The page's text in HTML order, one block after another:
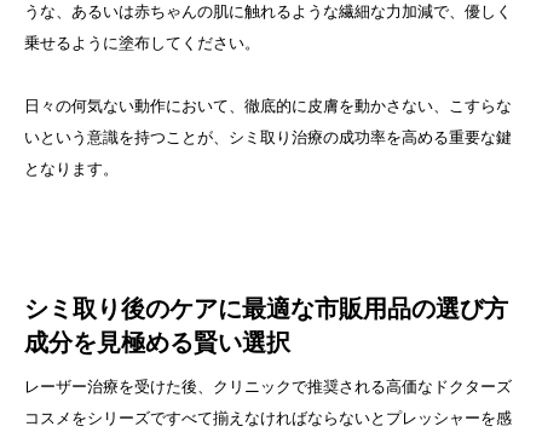
うな、あるいは赤ちゃんの肌に触れるような繊細な力加減で、優しく
乗せるように塗布してください。
日々の何気ない動作において、徹底的に皮膚を動かさない、こすらな
いという意識を持つことが、シミ取り治療の成功率を高める重要な鍵
となります。
シミ取り後のケアに最適な市販用品の選び方
成分を見極める賢い選択
レーザー治療を受けた後、クリニックで推奨される高価なドクターズ
コスメをシリーズですべて揃えなければならないとプレッシャーを感